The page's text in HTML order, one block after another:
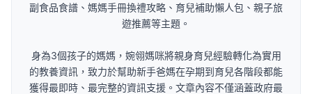
副食品食譜、媽媽手冊換禮攻略、育兒補助懶人包、親子旅
遊推薦等主題。
身為3個孩子的媽媽，婉翎媽咪將親身育兒經驗轉化為實用
的教養資訊，致力於幫助新手爸媽在孕期到育兒各階段都能
獲得最即時、最完整的資訊支援。文章內容不僅涵蓋政府最